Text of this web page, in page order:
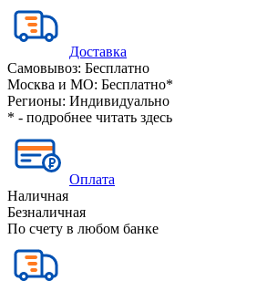
Доставка
Самовывоз: Бесплатно
Москва и МО: Бесплатно*
Регионы: Индивидуально
* - подробнее читать здесь
Оплата
Наличная
Безналичная
По счету в любом банке